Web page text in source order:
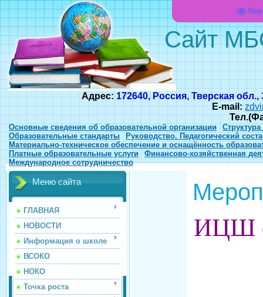
Сайт
Адрес: 172640, Россия, Тверская
E-mail:
Основные сведения об образовательной организации
Образовательные стандарты
Руководство. Педагогический
Материально-техническое обеспечение и оснащённость
Платные образовательные услуги
Финансово-хозяйственная
Международное сотрудничество
Меню сайта
ГЛАВНАЯ
НОВОСТИ
Информация о школе
ВСОКО
НОКО
Точка роста
ИЦШ